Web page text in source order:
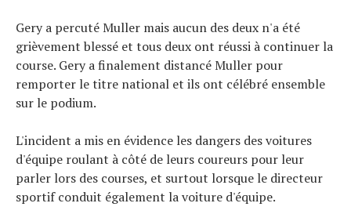
Gery a percuté Muller mais aucun des deux n'a été
grièvement blessé et tous deux ont réussi à continuer la
course. Gery a finalement distancé Muller pour
remporter le titre national et ils ont célébré ensemble
sur le podium.
L'incident a mis en évidence les dangers des voitures
d'équipe roulant à côté de leurs coureurs pour leur
parler lors des courses, et surtout lorsque le directeur
sportif conduit également la voiture d'équipe.